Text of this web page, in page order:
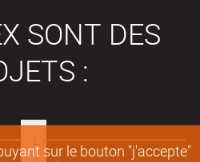
sur le bouton "j'accepte"
SONT DES
: